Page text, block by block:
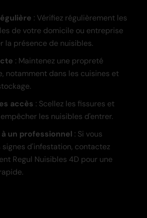
: Vérifiez régulièrement les
de votre domicile ou entreprise
la présence de nuisibles.
: Maintenez une propreté
notamment dans les cuisines et
accès : Scellez les fissures et
les nuisibles d'entrer.
à un professionnel : Si vous
d'infestation, contactez
Regul Nuisibles 4D pour une